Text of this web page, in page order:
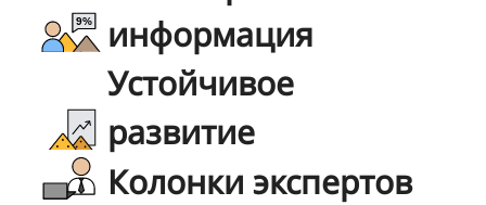
информация
Устойчивое
развитие
Колонки экспертов